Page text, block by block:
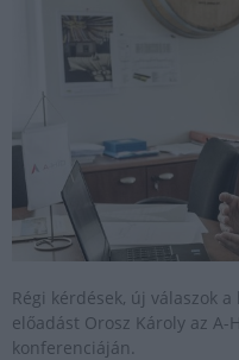
Régi kérdések, új válaszok
előadást Orosz Károly az A-
konferenciáján.